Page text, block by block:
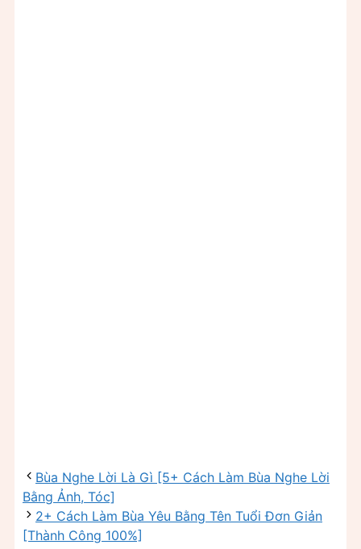
Bùa Nghe Lời Là Gì [5+ Cách Làm Bùa Nghe Lời
Bằng Ảnh, Tóc]
2+ Cách Làm Bùa Yêu Bằng Tên Tuổi Đơn Giản
[Thành Công 100%]